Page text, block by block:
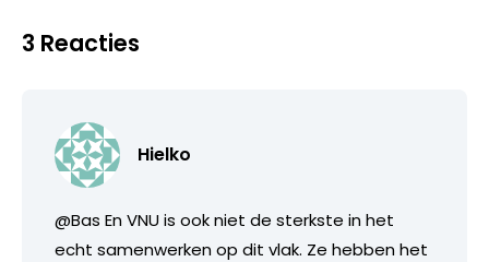
3 Reacties
Hielko
@Bas En VNU is ook niet de sterkste in het
echt samenwerken op dit vlak. Ze hebben het